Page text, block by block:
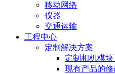
移动网络
仪器
交通运输
工程中心
定制解决方案
定制相机模
现有产品的修